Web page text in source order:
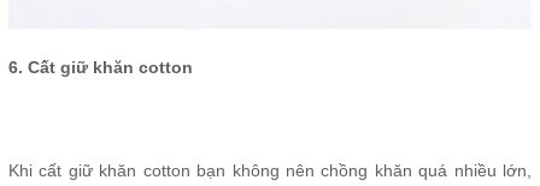
6. Cất giữ khăn cotton
Khi cất giữ khăn cotton bạn không nên chồng khăn quá nhiều lớn,